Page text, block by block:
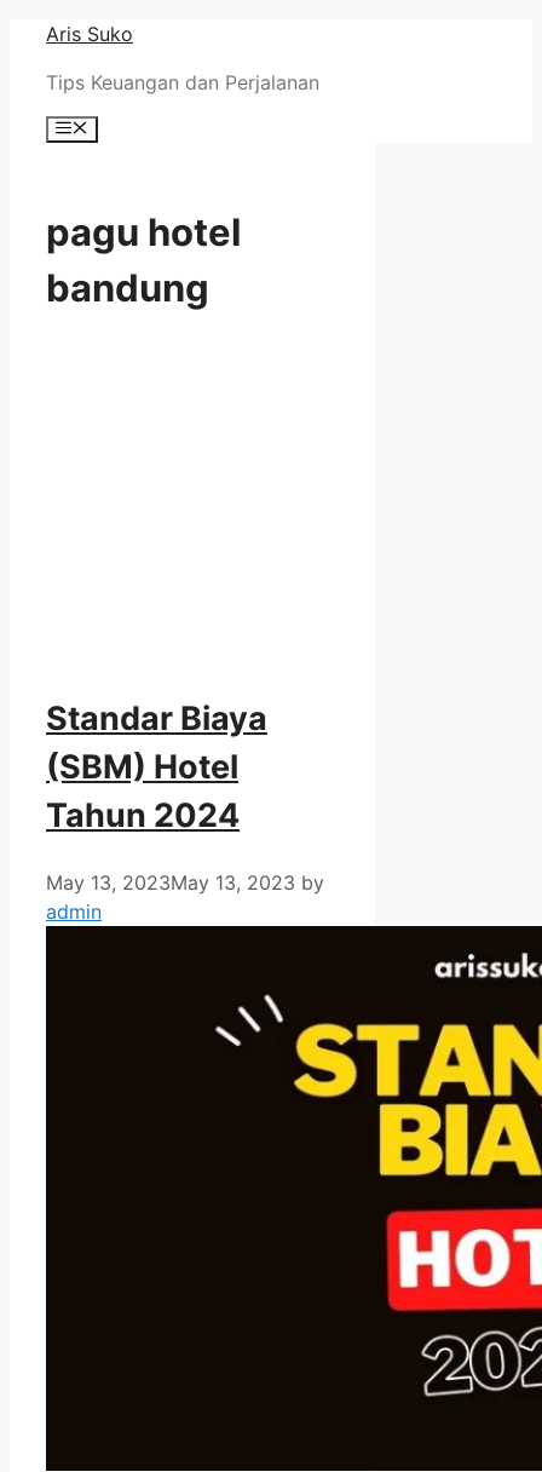
Skip
content
Aris Suko
Tips Keuangan dan Perjalanan
Menu
pagu hotel
bandung
Standar Biaya
(SBM) Hotel
Tahun 2024
May 13, 2023May 13, 2023 by
admin